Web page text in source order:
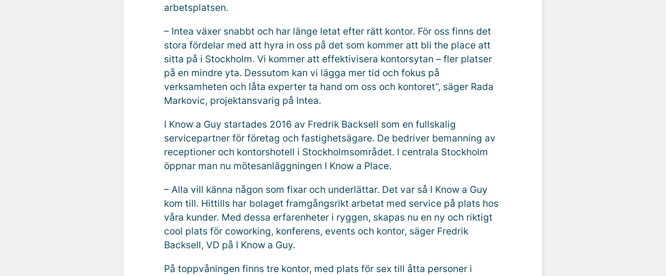
arbetsplatsen.
– Intea växer snabbt och har länge letat efter rätt kontor. För oss finns det
stora fördelar med att hyra in oss på det som kommer att bli the place att
sitta på i Stockholm. Vi kommer att effektivisera kontorsytan – fler platser
på en mindre yta. Dessutom kan vi lägga mer tid och fokus på
verksamheten och låta experter ta hand om oss och kontoret”, säger Rada
Markovic, projektansvarig på Intea.
I Know a Guy startades 2016 av Fredrik Backsell som en fullskalig
servicepartner för företag och fastighetsägare. De bedriver bemanning av
receptioner och kontorshotell i Stockholmsområdet. I centrala Stockholm
öppnar man nu mötesanläggningen I Know a Place.
– Alla vill känna någon som fixar och underlättar. Det var så I Know a Guy
kom till. Hittills har bolaget framgångsrikt arbetat med service på plats hos
våra kunder. Med dessa erfarenheter i ryggen, skapas nu en ny och riktigt
cool plats för coworking, konferens, events och kontor, säger Fredrik
Backsell, VD på I Know a Guy.
På toppvåningen finns tre kontor, med plats för sex till åtta personer i